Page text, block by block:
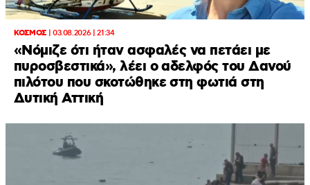
ΚΟΣΜΟΣ| 03.08.2026 | 21:34
«Νόμιζε ότι ήταν ασφαλές να πετάει με
πυροσβεστικά», λέει ο αδελφός του Δανού
πιλότου που σκοτώθηκε στη φωτιά στη
Δυτική Αττική